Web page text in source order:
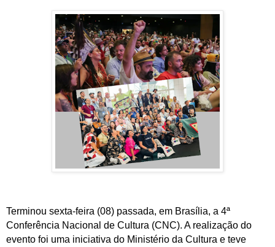
Terminou sexta-feira (08) passada, em Brasília, a 4ª
Conferência Nacional de Cultura (CNC). A realização do
evento foi uma iniciativa do Ministério da Cultura e teve